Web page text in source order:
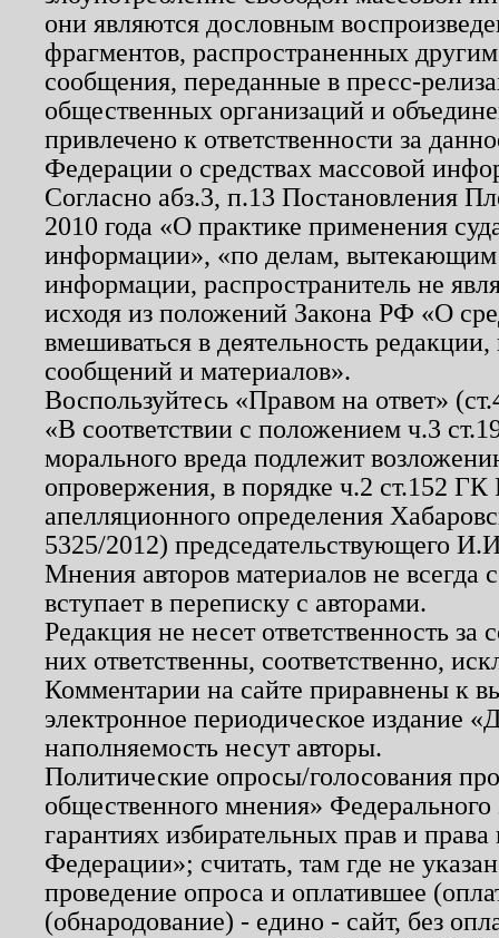
они являются дословным
фрагментов, распространенных
сообщения, переданные в пресс-
общественных организаций и
привлечено к ответственности за
Федерации о средствах массовой
Согласно абз.3, п.13 Постановления
2010 года «О практике применения
информации», «по делам, вытекающим
информации, распространитель не
исходя из положений Закона РФ «О
вмешиваться в деятельность
сообщений и материалов».
Воспользуйтесь «Правом на ответ»
«В соответствии с положением ч.3
морального вреда подлежит
опровержения, в порядке ч.2 ст.152
апелляционного определения
5325/2012) председательствующего
Мнения авторов материалов не
вступает в переписку с авторами.
Редакция не несет ответственность
них ответственны, соответственно,
Комментарии на сайте приравнены к
электронное периодическое издание
наполняемость несут авторы.
Политические опросы/голосования
общественного мнения»
гарантиях избирательных прав и
Федерации»; считать, там где не
проведение опроса и оплатившее
(обнародование) - едино - сайт, без